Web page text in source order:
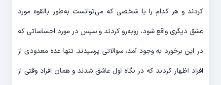
کردند و هر کدام را با شخصی که می‌توانست به‌طور بالقوه مورد
عشق دیگری واقع شود، روبه‌رو کردند و سپس در مورد احساساتی که
در این برخورد به وجود آمد، سوالاتی پرسیدند. تنها عده معدودی از
افراد اظهار کردند که در نگاه اول عاشق شدند و همان افراد وقتی از